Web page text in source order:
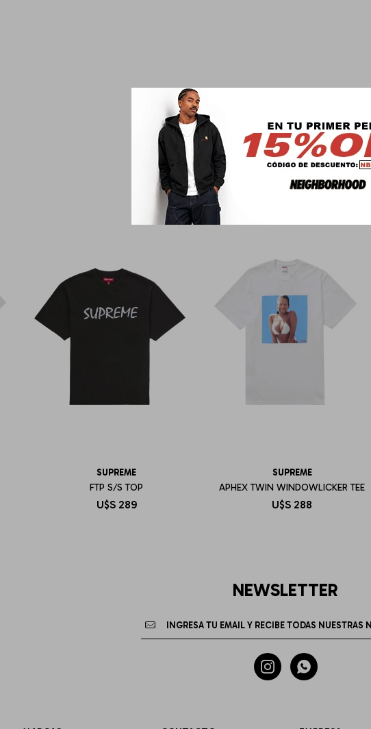
PRODUCTOS QUE TE PUEDEN
SUPREME
FTP S/S TOP
U$S 289
SUPREME
APHEX TWIN WINDOWLICKER TEE
U$S 288
NEWSLETTER
 